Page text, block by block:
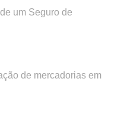
um Seguro de
de mercadorias em